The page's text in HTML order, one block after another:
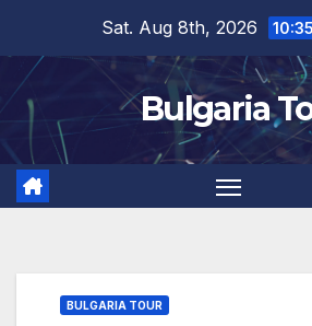
content
Sat. Aug 8th, 2026
Bulgaria
BULGARIA TOUR